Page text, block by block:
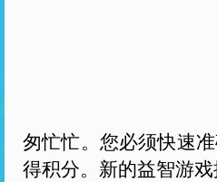
匆忙忙。您必须快速
得积分。新的益智游